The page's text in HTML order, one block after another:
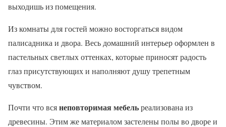
выходишь из помещения.
Из комнаты для гостей можно восторгаться видом
палисадника и двора. Весь домашний интерьер оформлен в
пастельных светлых оттенках, которые приносят радость
глаз присутствующих и наполняют душу трепетным
чувством.
Почти что всянеповторимая мебельреализована из
древесины. Этим же материалом застелены полы во дворе и